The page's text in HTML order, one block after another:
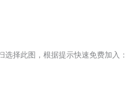
择此图，根据提示快速免费加入：